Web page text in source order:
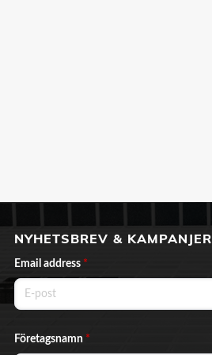
NYHETSBREV & KAMPANJER
Email address *
Företagsnamn *